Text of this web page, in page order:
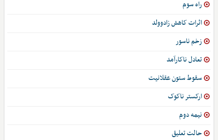
راه سوم
اثرات کاهش زادوولد
زخم ناسور
تعادل ناکارآمد
سقوط ستون عقلانیت
ارکستر ناکوک
نیمه دوم
حالت تعلیق